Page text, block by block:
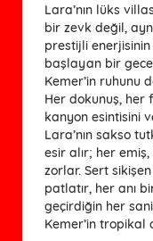
Lara’nın lüks
bir zevk değil,
prestijli enerjisinin
başlayan bir
Kemer’in ruhunu
Her dokunuş, her
kanyon esintisini
Lara’nın sakso
esir alır; her emiş,
zorlar. Sert
patlatır, her anı
geçirdiğin her
Kemer’in